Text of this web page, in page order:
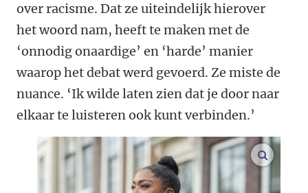
over racisme. Dat ze uiteindelijk hierover
het woord nam, heeft te maken met de
‘onnodig onaardige’ en ‘harde’ manier
waarop het debat werd gevoerd. Ze miste de
nuance. ‘Ik wilde laten zien dat je door naar
elkaar te luisteren ook kunt verbinden.’